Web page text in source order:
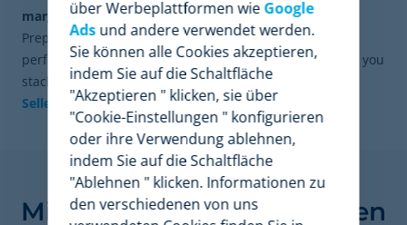
marginsand dominate the Buy Box at scale.
Prepare your ecommerce today. Analyze your brand's
performance, evaluate your margins, and discover how you
stack up against the competition by ourMarketplace
Sellers Benchmark software.
Finden Sie heraus, wie
Minderest Ihr Unternehmen
über Werbeplattformen wie Google
Adsund andere verwendet werden.
Sie können alle Cookies akzeptieren,
indem Sie auf die Schaltfläche
"Akzeptieren " klicken, sie über
"Cookie-Einstellungen " konfigurieren
oder ihre Verwendung ablehnen,
indem Sie auf die Schaltfläche
"Ablehnen " klicken. Informationen zu
den verschiedenen von uns